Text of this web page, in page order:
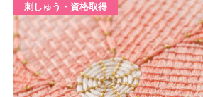
刺しゅう・資格取得